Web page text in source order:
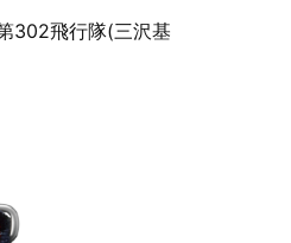
302飛行隊(三沢基